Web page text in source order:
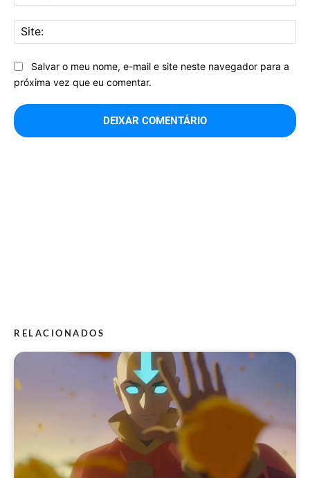
Salvar o meu nome, e-mail e site neste navegador para a
próxima vez que eu comentar.
RELACIONADOS